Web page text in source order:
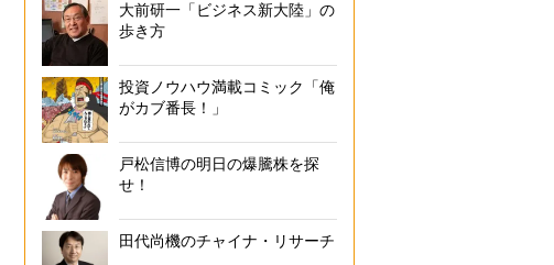
大前研一「ビジネス新大陸」の
歩き方
投資ノウハウ満載コミック「俺
がカブ番長！」
戸松信博の明日の爆騰株を探
せ！
田代尚機のチャイナ・リサーチ